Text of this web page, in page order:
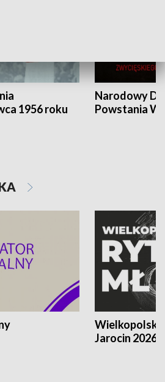
1956 roku
Narodowy
Powstania
Jarocin 2026